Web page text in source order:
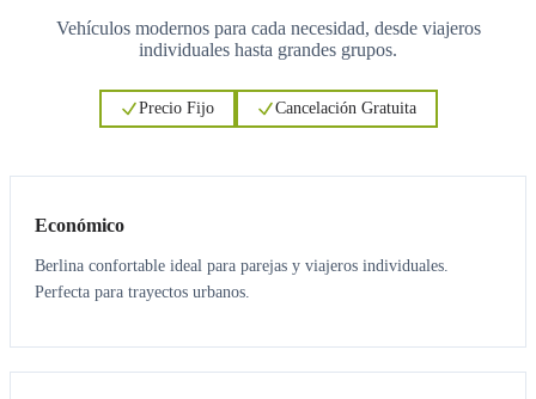
Vehículos modernos para cada necesidad, desde viajeros
individuales hasta grandes grupos.
Precio Fijo Cancelación Gratuita
Económico
Berlina confortable ideal para parejas y viajeros individuales.
Perfecta para trayectos urbanos.
3 3